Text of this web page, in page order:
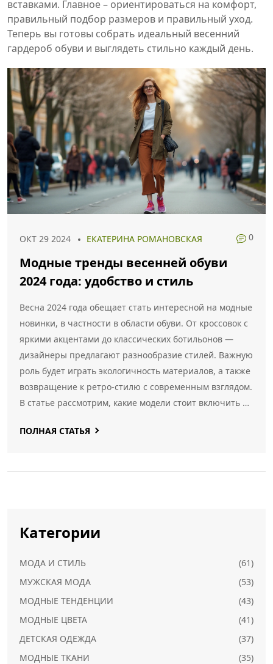
вставками. Главное – ориентироваться на комфорт,
правильный подбор размеров и правильный уход.
Теперь вы готовы собрать идеальный весенний
гардероб обуви и выглядеть стильно каждый день.
ОКТ 29 2024 ЕКАТЕРИНА РОМАНОВСКАЯ 0
Модные тренды весенней обуви
2024 года: удобство и стиль
Весна 2024 года обещает стать интересной на модные
новинки, в частности в области обуви. От кроссовок с
яркими акцентами до классических ботильонов —
дизайнеры предлагают разнообразие стилей. Важную
роль будет играть экологичность материалов, а также
возвращение к ретро-стилю с современным взглядом.
В статье рассмотрим, какие модели стоит включить в
тенденций.
ПОЛНАЯ СТАТЬЯ
Категории
МОДА И СТИЛЬ
(61)
МУЖСКАЯ МОДА
(53)
МОДНЫЕ ТЕНДЕНЦИИ
(43)
МОДНЫЕ ЦВЕТА
(41)
ДЕТСКАЯ ОДЕЖДА
(37)
МОДНЫЕ ТКАНИ
(35)